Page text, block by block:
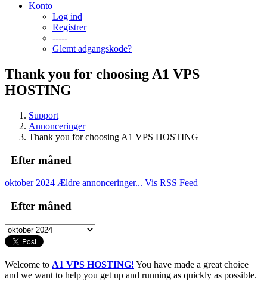
Konto
Log ind
Registrer
-----
Glemt adgangskode?
Thank you for choosing A1 VPS
HOSTING
Support
Annonceringer
Thank you for choosing A1 VPS HOSTING
Efter måned
oktober 2024 Ældre annonceringer... Vis RSS Feed
Efter måned
Welcome to A1 VPS HOSTING! You have made a great choice
and we want to help you get up and running as quickly as possible.